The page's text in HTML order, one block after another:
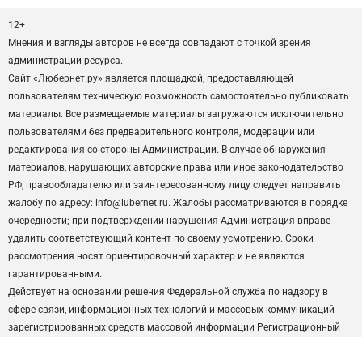
12+
Мнения и взгляды авторов не всегда совпадают с точкой зрения
администрации ресурса.
Сайт «Любернет.ру» является площадкой, предоставляющей
пользователям техническую возможность самостоятельно публиковать
материалы. Все размещаемые материалы загружаются исключительно
пользователями без предварительного контроля, модерации или
редактирования со стороны Администрации. В случае обнаружения
материалов, нарушающих авторские права или иное законодательство
РФ, правообладателю или заинтересованному лицу следует направить
жалобу по адресу: info@lubernet.ru. Жалобы рассматриваются в порядке
очерёдности; при подтверждении нарушения Администрация вправе
удалить соответствующий контент по своему усмотрению. Сроки
рассмотрения носят ориентировочный характер и не являются
гарантированными.
Действует на основании решения Федеральной служба по надзору в
сфере связи, информационных технологий и массовых коммуникаций
зарегистрированных средств массовой информации Регистрационный